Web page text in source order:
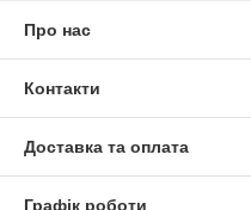
Про нас
Контакти
Доставка та оплата
Графік роботи